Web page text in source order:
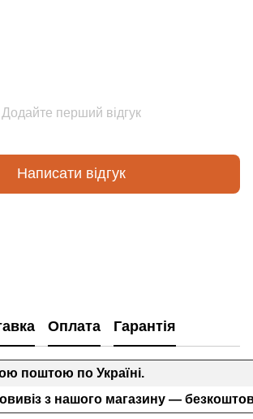
Додайте перший відгук
Написати відгук
Оплата Гарантія
поштою по Україні.
з нашого магазину —